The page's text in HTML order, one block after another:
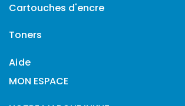
Cartouches d'encre
Toners
Aide
MON ESPACE